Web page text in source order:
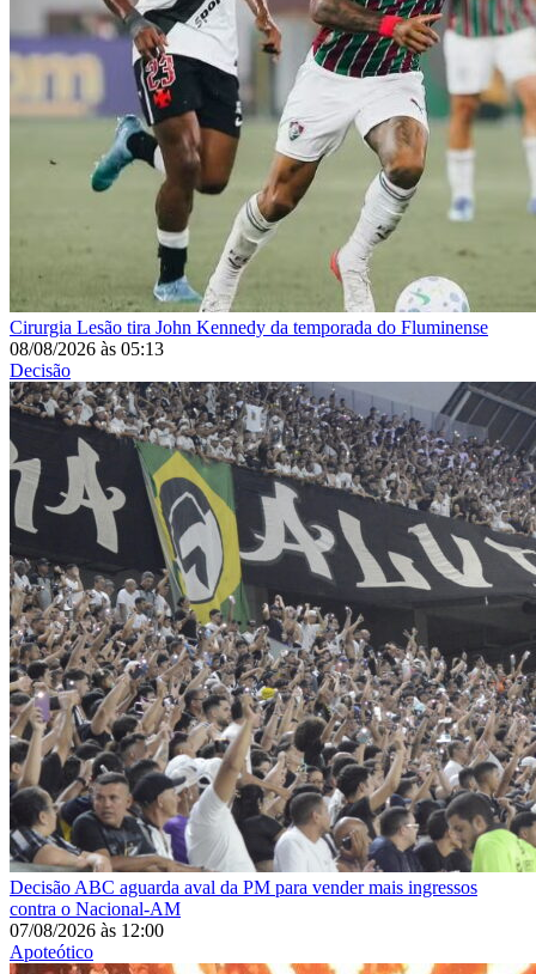
Cirurgia Lesão tira John Kennedy da temporada do Fluminense
08/08/2026 às 05:13
Decisão
Decisão ABC aguarda aval da PM para vender mais ingressos
contra o Nacional-AM
07/08/2026 às 12:00
Apoteótico